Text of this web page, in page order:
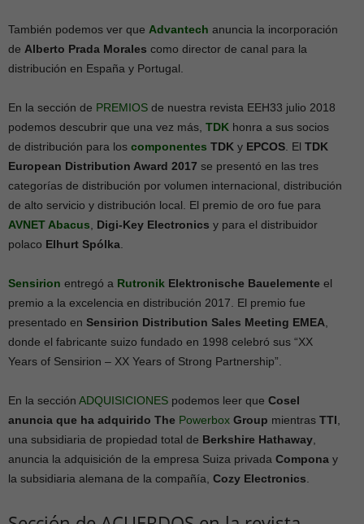
También podemos ver que Advantech anuncia la incorporación
de Alberto Prada Morales como director de canal para la
distribución en España y Portugal.
En la sección de PREMIOS de nuestra revista EEH33 julio 2018
podemos descubrir que una vez más, TDK honra a sus socios
de distribución para los componentes TDK y EPCOS . El TDK
European Distribution Award 2017 se presentó en las tres
categorías de distribución por volumen internacional, distribución
de alto servicio y distribución local. El premio de oro fue para
AVNET Abacus
Digi-Key Electronics y para el distribuidor
polaco Elhurt Spólka
Sensirion entregó a Rutronik Elektronische Bauelemente el
premio a la excelencia en distribución 2017. El premio fue
presentado en Sensirion Distribution Sales Meeting EMEA
donde el fabricante suizo fundado en 1998 celebró sus “XX
Years of Sensirion – XX Years of Strong Partnership”.
En la sección ADQUISICIONES podemos leer que Cosel
anuncia que ha adquirido The Powerbox Group mientras TTI
una subsidiaria de propiedad total de Berkshire Hathaway
anuncia la adquisición de la empresa Suiza privada Compona y
la subsidiaria alemana de la compañía, Cozy Electronics